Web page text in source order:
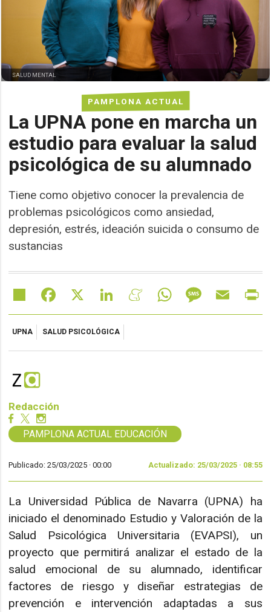
PAMPLONA ACTUAL
La UPNA pone en marcha un
estudio para evaluar la salud
psicológica de su alumnado
Tiene como objetivo conocer la prevalencia de
problemas psicológicos como ansiedad,
depresión, estrés, ideación suicida o consumo de
sustancias
SALUD MENTAL
Share Facebook LinkedIn MeneameWhatsAppMessageEmail
UPNA SALUD PSICOLÓGICA
Redacción
PAMPLONA ACTUAL EDUCACIÓN
Publicado: 25/03/2025 ·00:00 Actualizado: 25/03/2025 · 08:55
La Universidad Pública de Navarra (UPNA) ha
iniciado el denominado Estudio y Valoración de la
Salud Psicológica Universitaria (EVAPSI), un
proyecto que permitirá analizar el estado de la
salud emocional de su alumnado, identificar
factores de riesgo y diseñar estrategias de
prevención e intervención adaptadas a sus